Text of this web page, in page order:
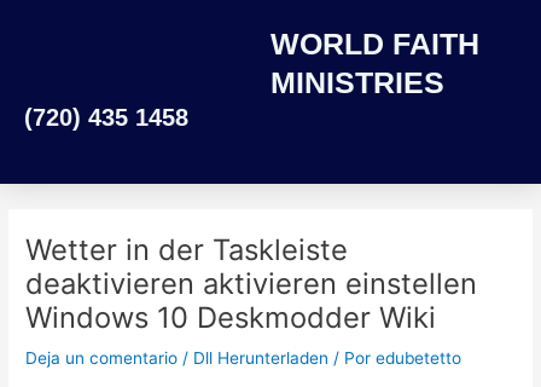
WORLD FAITH
MINISTRIES
(720) 435 1458
Wetter in der Taskleiste
deaktivieren aktivieren einstellen
Windows 10 Deskmodder Wiki
Deja un comentario / Dll Herunterladen / Poredubetetto